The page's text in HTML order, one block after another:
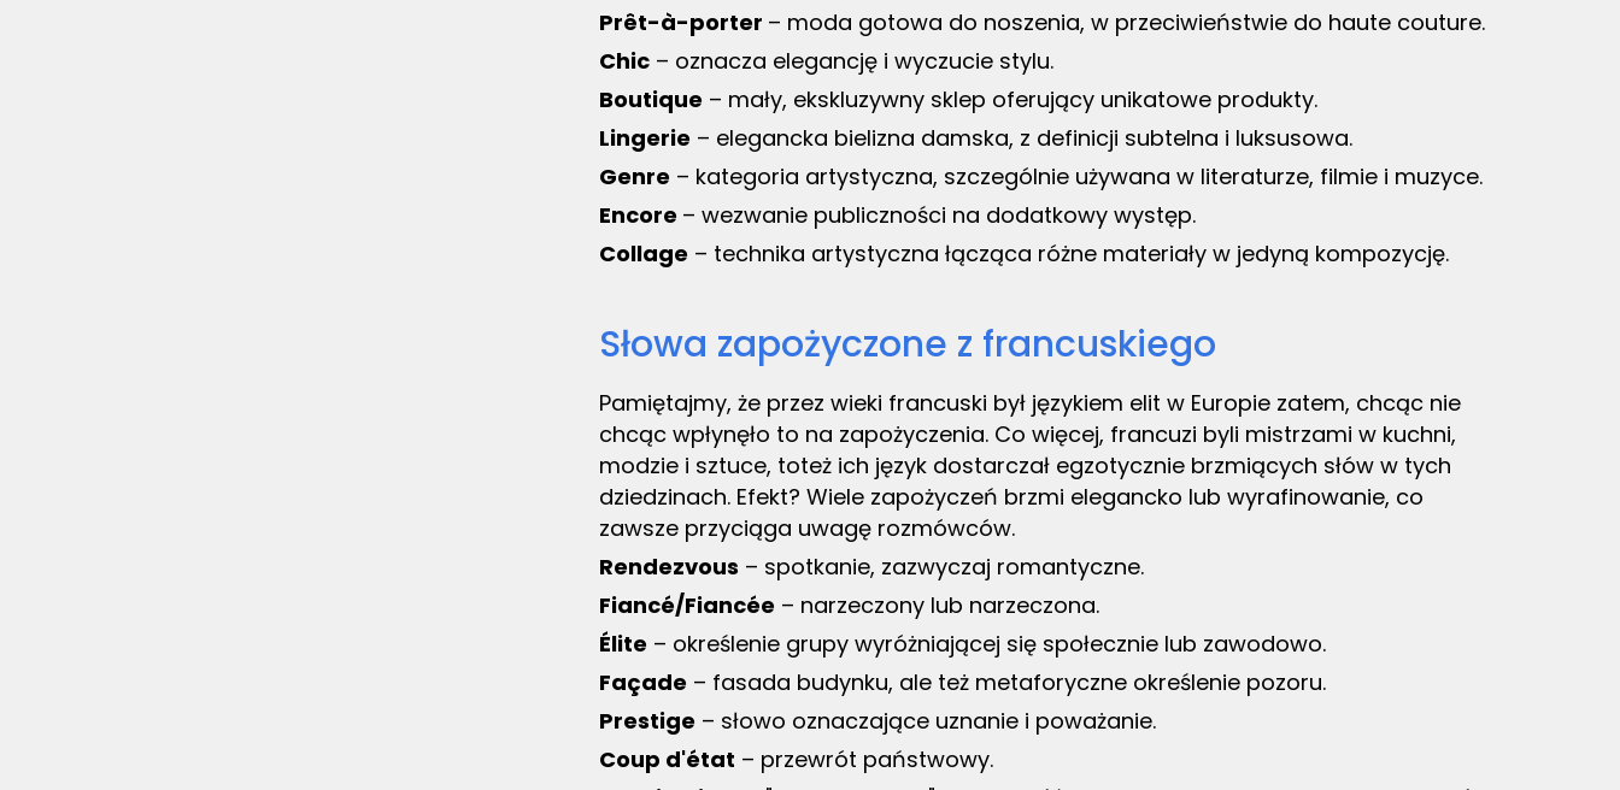
Prêt-à-porter – moda gotowa do noszenia, w przeciwieństwie do haute couture.
Chic – oznacza elegancję i wyczucie stylu.
Boutique – mały, ekskluzywny sklep oferujący unikatowe produkty.
Lingerie – elegancka bielizna damska, z definicji subtelna i luksusowa.
Genre – kategoria artystyczna, szczególnie używana w literaturze, filmie i muzyce.
Encore – wezwanie publiczności na dodatkowy występ.
Collage – technika artystyczna łącząca różne materiały w jedyną kompozycję.
Słowa zapożyczone z francuskiego
Pamiętajmy, że przez wieki francuski był językiem elit w Europie zatem, chcąc nie
chcąc wpłynęło to na zapożyczenia. Co więcej, francuzi byli mistrzami w kuchni,
modzie i sztuce, toteż ich język dostarczał egzotycznie brzmiących słów w tych
dziedzinach. Efekt? Wiele zapożyczeń brzmi elegancko lub wyrafinowanie, co
zawsze przyciąga uwagę rozmówców.
Rendezvous – spotkanie, zazwyczaj romantyczne.
Fiancé/Fiancée – narzeczony lub narzeczona.
Élite – określenie grupy wyróżniającej się społecznie lub zawodowo.
Façade – fasada budynku, ale też metaforyczne określenie pozoru.
Prestige – słowo oznaczające uznanie i poważanie.
Coup d'état – przewrót państwowy.